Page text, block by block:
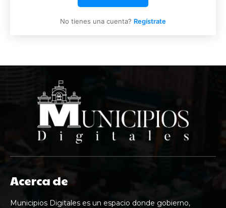
No tienes una cuenta? Regístrate
Acerca de
Municipios Digitales es un espacio donde gobierno,